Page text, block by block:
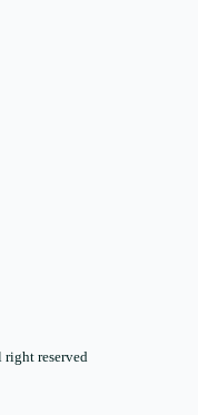
reserved